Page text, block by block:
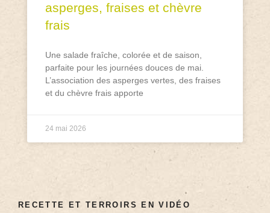
asperges, fraises et chèvre
frais
Une salade fraîche, colorée et de saison,
parfaite pour les journées douces de mai.
L’association des asperges vertes, des fraises
et du chèvre frais apporte
24 mai 2026
RECETTE ET TERROIRS EN VIDÉO